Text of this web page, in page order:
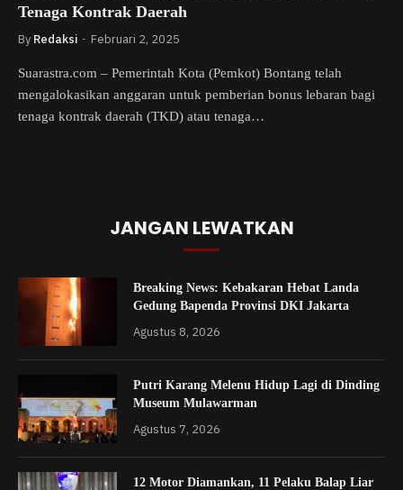
Tenaga Kontrak Daerah
By Redaksi Februari 2, 2025
Suarastra.com – Pemerintah Kota (Pemkot) Bontang telah
mengalokasikan anggaran untuk pemberian bonus lebaran bagi
tenaga kontrak daerah (TKD) atau tenaga…
JANGAN LEWATKAN
Breaking News: Kebakaran Hebat Landa
Gedung Bapenda Provinsi DKI Jakarta
Agustus 8, 2026
Putri Karang Melenu Hidup Lagi di Dinding
Museum Mulawarman
Agustus 7, 2026
12 Motor Diamankan, 11 Pelaku Balap Liar